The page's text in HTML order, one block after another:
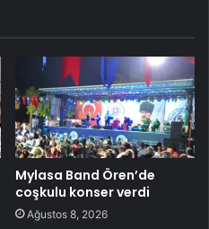
Mylasa Band Ören’de
coşkulu konser verdi
Ağustos 8, 2026